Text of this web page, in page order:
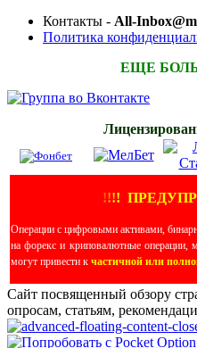
Контакты - All-
Политика
ЕЩЕ
!!!!
Операции с цифровыми активами,
на форекс и криповалютные операции,
могут привести к частичной или
Сайт посвященный обзору
опросам, статьям,